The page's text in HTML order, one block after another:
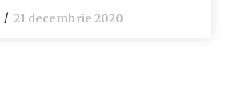
21 decembrie 2020